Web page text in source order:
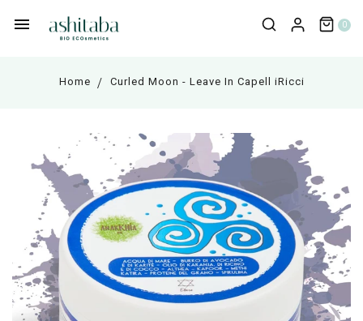
0
Home Curled Moon - Leave In Capell iRicci